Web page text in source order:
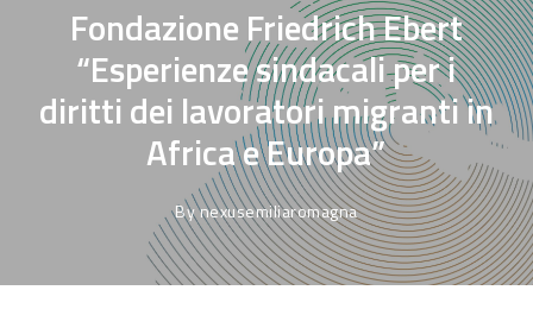
Fondazione Friedrich Ebert
“Esperienze sindacali per i
diritti dei lavoratori migranti in
Africa e Europa”
Bynexusemiliaromagna